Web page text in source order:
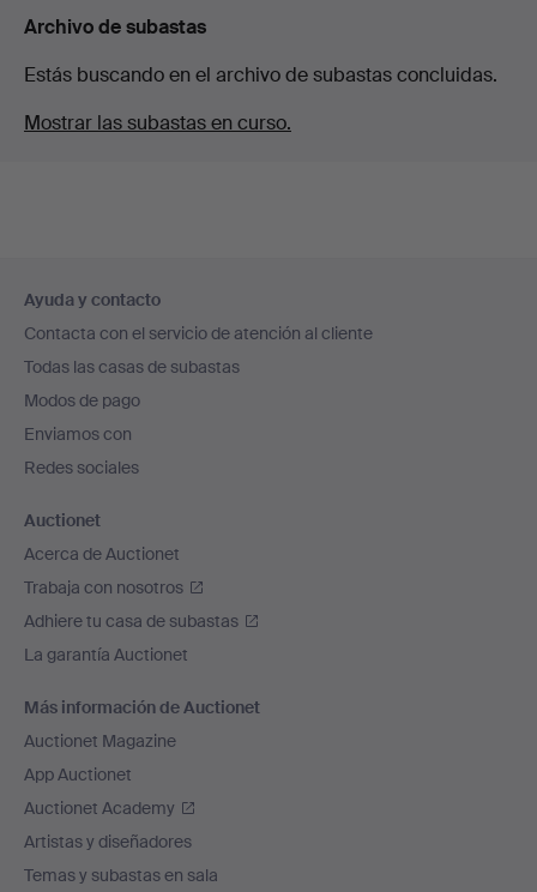
Archivo de subastas
Estás buscando en el archivo de subastas concluidas.
Mostrar las subastas en curso.
en
el
pie
de
página
Ayuda y contacto
Contacta con el servicio de atención al cliente
Todas las casas de subastas
Modos de pago
Enviamos con
Redes sociales
Auctionet
Acerca de Auctionet
Trabaja con nosotros
Adhiere tu casa de subastas
La garantía Auctionet
Más información de Auctionet
Auctionet Magazine
App Auctionet
Auctionet Academy
Artistas y diseñadores
Temas y subastas en sala